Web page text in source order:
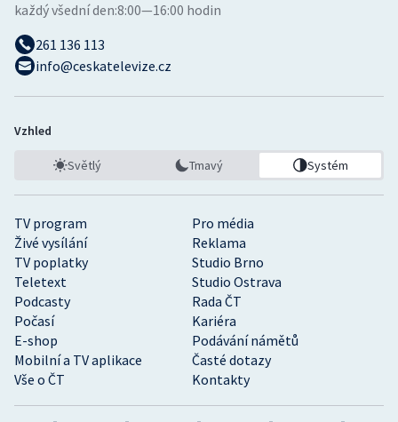
TV program
Pro média
Živé vysílání
Reklama
TV poplatky
Studio Brno
Teletext
Studio Ostrava
Podcasty
Rada ČT
Počasí
Kariéra
E-shop
Podávání námětů
Mobilní a TV aplikace
Časté dotazy
Vše o ČT
Kontakty
každý všední den:8:00—16:00 hodin
261 136 113
info@ceskatelevize.cz
Vzhled
Světlý Tmavý Systém